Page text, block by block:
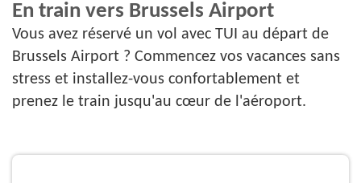
En train vers Brussels Airport
Vous avez réservé un vol avec TUI au départ de
Brussels Airport ? Commencez vos vacances sans
stress et installez-vous confortablement et
prenez le train jusqu'au cœur de l'aéroport.